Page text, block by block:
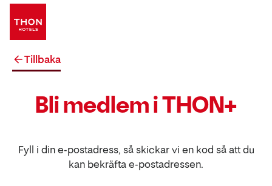
Tillbaka
Bli medlem i THON+
Fyll i din e-postadress, så skickar vi en kod så att du
kan bekräfta e-postadressen.